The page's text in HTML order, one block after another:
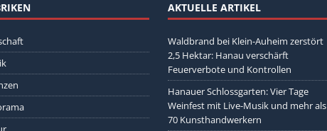
AKTUELLE ARTIKEL
Waldbrand bei Klein-Auheim zerstört
2,5 Hektar: Hanau verschärft
Feuerverbote und Kontrollen
Hanauer Schlossgarten: Vier Tage
Weinfest mit Live-Musik und mehr als
70 Kunsthandwerkern